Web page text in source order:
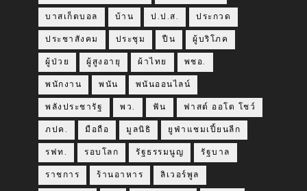
บาสเก็ตบอล บ้าน ป.ป.ส. ประกวด
ประชาสังคม ประชุม ปืน ผู้บริโภค
ผู้ป่วย ผู้สูงอายุ ผ้าไทย พชอ.
พนักงาน พนัน พนันออนไลน์
พลังประชารัฐ พว. ฟัน ฟาสต์ ออโต โชว์
ภปค. มือถือ มูลนิธิ ยูฟ่าแชมเปี้ยนลีก
รฟท. รอบโลก รัฐธรรมนูญ รัฐบาล
ราชการ ร้านอาหาร ลิเวอร์พูล